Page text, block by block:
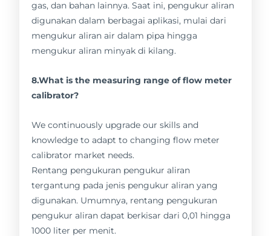
gas, dan bahan lainnya. Saat ini, pengukur aliran
digunakan dalam berbagai aplikasi, mulai dari
mengukur aliran air dalam pipa hingga
mengukur aliran minyak di kilang.
8.What is the measuring range of flow meter
calibrator?
We continuously upgrade our skills and
knowledge to adapt to changing flow meter
calibrator market needs.
Rentang pengukuran pengukur aliran
tergantung pada jenis pengukur aliran yang
digunakan. Umumnya, rentang pengukuran
pengukur aliran dapat berkisar dari 0,01 hingga
1000 liter per menit.